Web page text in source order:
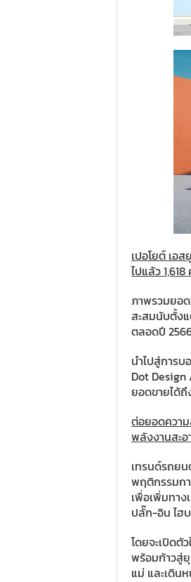
เปอโยต์ เอ
ไปแล้ว
ภาพรวมยอด
สะสมนับตั้งแ
ตลอดปี
นำไปสู่การบ
Dot Design
ยอดขายได้ถึ
ต่อยอดควา
พลังงานสะ
เทรนด์รถย
พฤติกรรมกา
เพื่อเพิ่มทา
ปลั๊ก-อิน ไฮ
โดยจะเปิดตั
พร้อมก้าวสู่
แม่ และเดิน